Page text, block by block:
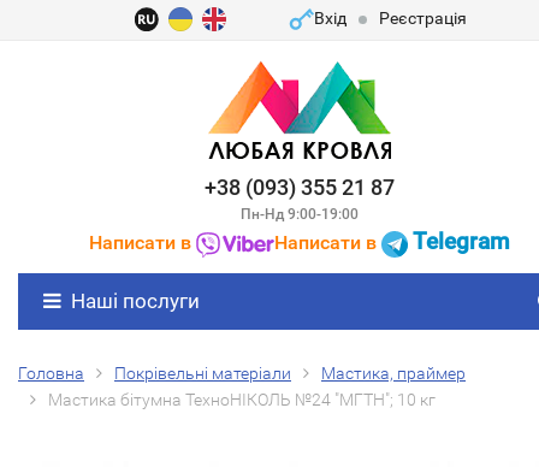
Вхід Реєстрація
+38 (093) 355 21 87
Пн-Нд 9:00-19:00
Написати в Написати в Telegram
Наші послуги
Головна Покрівельні матеріали
Мастика, праймер
Мастика бітумна ТехноНІКОЛЬ №24 "МГТН"; 10 кг